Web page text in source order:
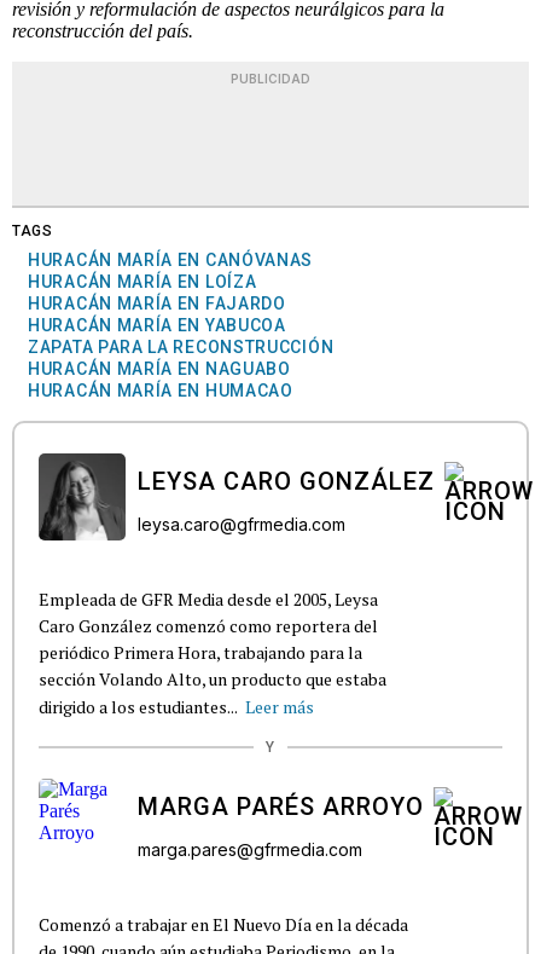
revisión y reformulación de aspectos neurálgicos para la
reconstrucción del país.
PUBLICIDAD
TAGS
HURACÁN MARÍA EN CANÓVANAS
HURACÁN MARÍA EN LOÍZA
HURACÁN MARÍA EN FAJARDO
HURACÁN MARÍA EN YABUCOA
ZAPATA PARA LA RECONSTRUCCIÓN
HURACÁN MARÍA EN NAGUABO
HURACÁN MARÍA EN HUMACAO
LEYSA CARO GONZÁLEZ
leysa.caro@gfrmedia.com
Empleada de GFR Media desde el 2005, Leysa
Caro González comenzó como reportera del
periódico Primera Hora, trabajando para la
sección Volando Alto, un producto que estaba
dirigido a los estudiantes... Leer más
Y
MARGA PARÉS ARROYO
marga.pares@gfrmedia.com
Comenzó a trabajar en El Nuevo Día en la década